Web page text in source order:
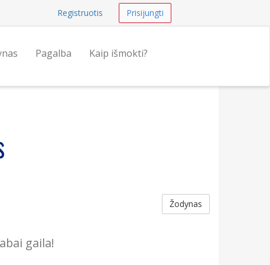
Registruotis Prisijungti
Pagalba Kaip išmokti?
Žodynas
gaila!